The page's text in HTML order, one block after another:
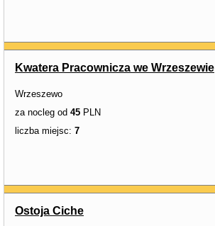
Kwatera Pracownicza we Wrzeszewie
Wrzeszewo
za nocleg od 45 PLN
liczba miejsc: 7
Ostoja Ciche